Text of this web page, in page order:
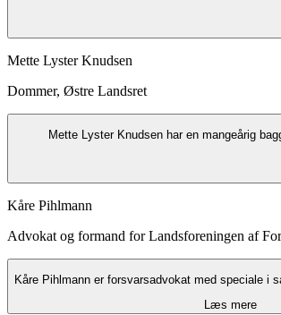
Mette Lyster Knudsen
Dommer, Østre Landsret
Mette Lyster Knudsen har en mangeårig
Kåre Pihlmann
Advokat og formand for Landsforeningen af
Kåre Pihlmann er forsvarsadvokat med speciale i
Læs mere